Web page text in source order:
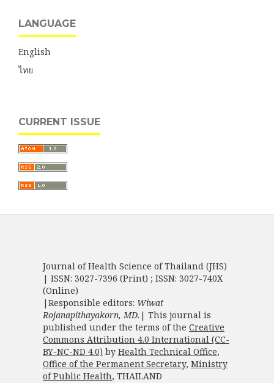
LANGUAGE
English
ไทย
CURRENT ISSUE
Journal of Health Science of Thailand (JHS)
| ISSN: 3027-7396 (Print) ; ISSN: 3027-740X
(Online)
|Responsible editors: Wiwat
Rojanapithayakorn, MD. | This journal is
published under the terms of the Creative
Commons Attribution 4.0 International (CC-
BY-NC-ND 4.0) by Health Technical Office,
Office of the Permanent Secretary, Ministry
of Public Health, THAILAND